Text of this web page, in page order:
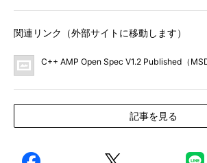
関連リンク（外部サイトに移動します）
C++ AMP Open Spec V1.2 Published（
記事を見る